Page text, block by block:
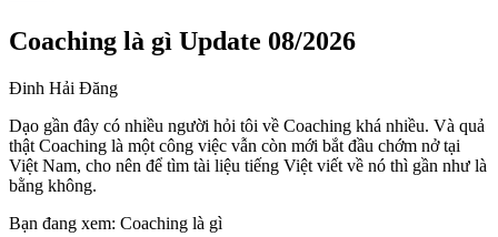
Coaching là gì Update 08/2026
Đinh Hải Đăng
Dạo gần đây có nhiều người hỏi tôi về Coaching khá nhiều. Và quả
thật Coaching là một công việc vẫn còn mới bắt đầu chớm nở tại
Việt Nam, cho nên để tìm tài liệu tiếng Việt viết về nó thì gần như là
bằng không.
Bạn đang xem: Coaching là gì